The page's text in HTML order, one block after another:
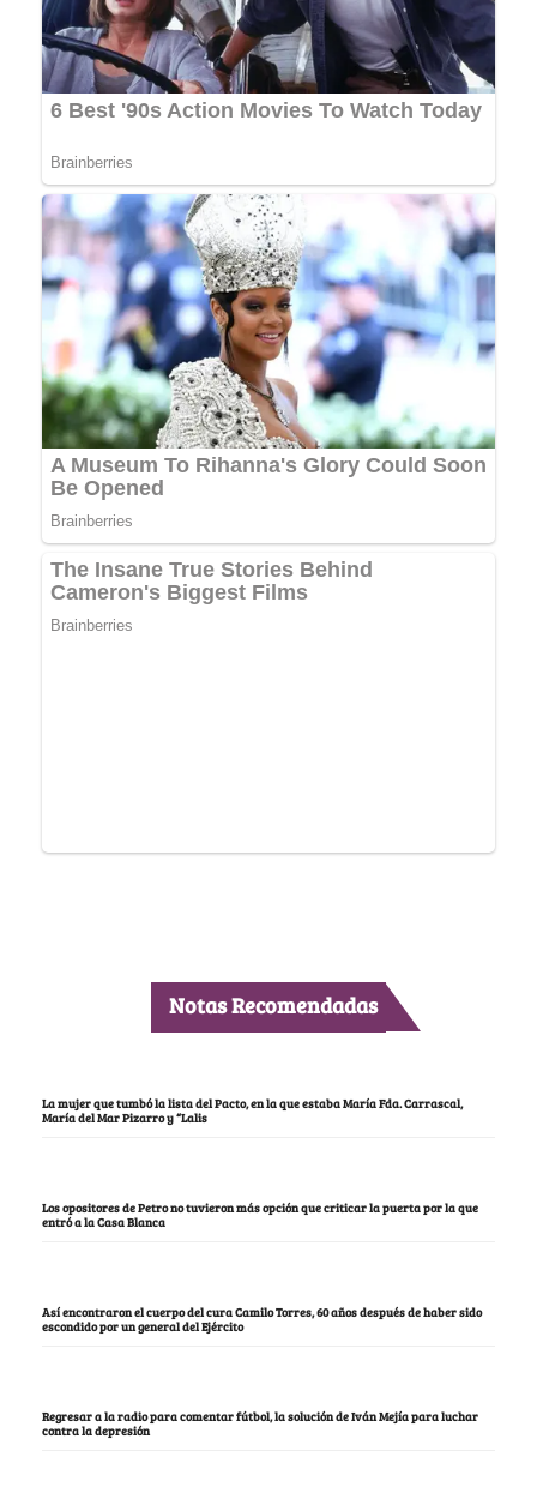
Notas Recomendadas
La mujer que tumbó la lista del Pacto, en la que estaba María Fda. Carrascal,
María del Mar Pizarro y “Lalis
Los opositores de Petro no tuvieron más opción que criticar la puerta por la que
entró a la Casa Blanca
Así encontraron el cuerpo del cura Camilo Torres, 60 años después de haber sido
escondido por un general del Ejército
Regresar a la radio para comentar fútbol, la solución de Iván Mejía para luchar
contra la depresión